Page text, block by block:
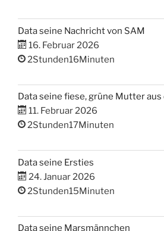
Data seine Nachricht von SAM
16. Februar 2026
2Stunden16Minuten
Data seine fiese, grüne Mutter
11. Februar 2026
2Stunden17Minuten
Data seine Ersties
24. Januar 2026
2Stunden15Minuten
Data seine Marsmännchen